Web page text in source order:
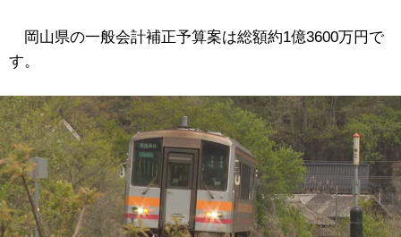
岡山県の一般会計補正予算案は総額約1億3600万円で
す。